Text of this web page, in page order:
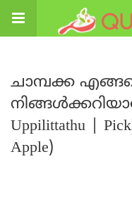
ചാമ്പക്ക
Uppilittathu |
Apple)